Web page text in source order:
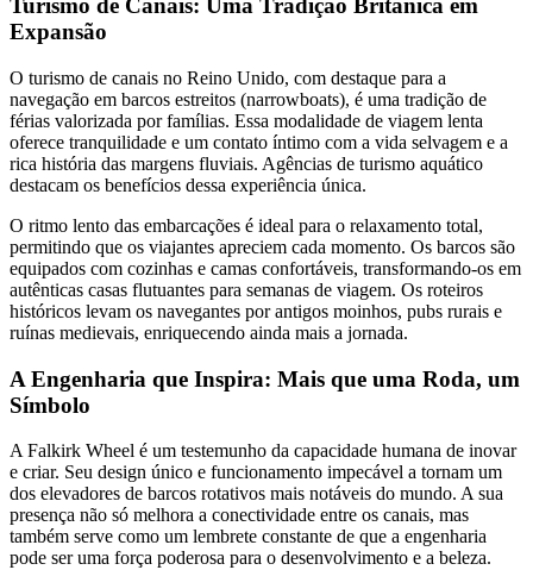
Turismo de Canais: Uma Tradição Britânica em
Expansão
O turismo de canais no Reino Unido, com destaque para a
navegação em barcos estreitos (narrowboats), é uma tradição de
férias valorizada por famílias. Essa modalidade de viagem lenta
oferece tranquilidade e um contato íntimo com a vida selvagem e a
rica história das margens fluviais. Agências de turismo aquático
destacam os benefícios dessa experiência única.
O ritmo lento das embarcações é ideal para o relaxamento total,
permitindo que os viajantes apreciem cada momento. Os barcos são
equipados com cozinhas e camas confortáveis, transformando-os em
autênticas casas flutuantes para semanas de viagem. Os roteiros
históricos levam os navegantes por antigos moinhos, pubs rurais e
ruínas medievais, enriquecendo ainda mais a jornada.
A Engenharia que Inspira: Mais que uma Roda, um
Símbolo
A Falkirk Wheel é um testemunho da capacidade humana de inovar
e criar. Seu design único e funcionamento impecável a tornam um
dos elevadores de barcos rotativos mais notáveis do mundo. A sua
presença não só melhora a conectividade entre os canais, mas
também serve como um lembrete constante de que a engenharia
pode ser uma força poderosa para o desenvolvimento e a beleza.